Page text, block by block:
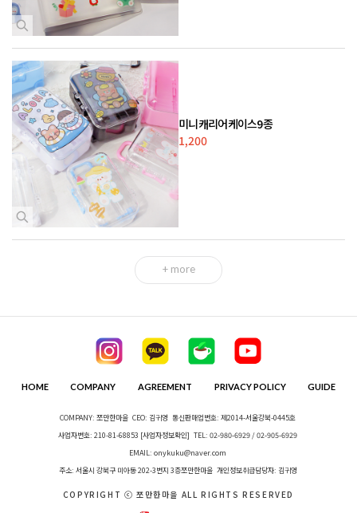
미니캐리어케이스9종
1,200
+ more
HOME COMPANY AGREEMENT PRIVACY POLICY GUIDE
COMPANY: 쪼만한마을 CEO: 김귀영 통신판매업번호: 제2014-서울강북-0445호
사업자번호: 210-81-68853 [사업자정보확인] TEL: 02-980-6929 / 02-905-6929
EMAIL: onykuku@naver.com
주소: 서울시 강북구 미아동 202-3번지 3층쪼만한마을 개인정보취급담당자: 김귀영
COPYRIGHT ⓒ 쪼만한마을 ALL RIGHTS RESERVED